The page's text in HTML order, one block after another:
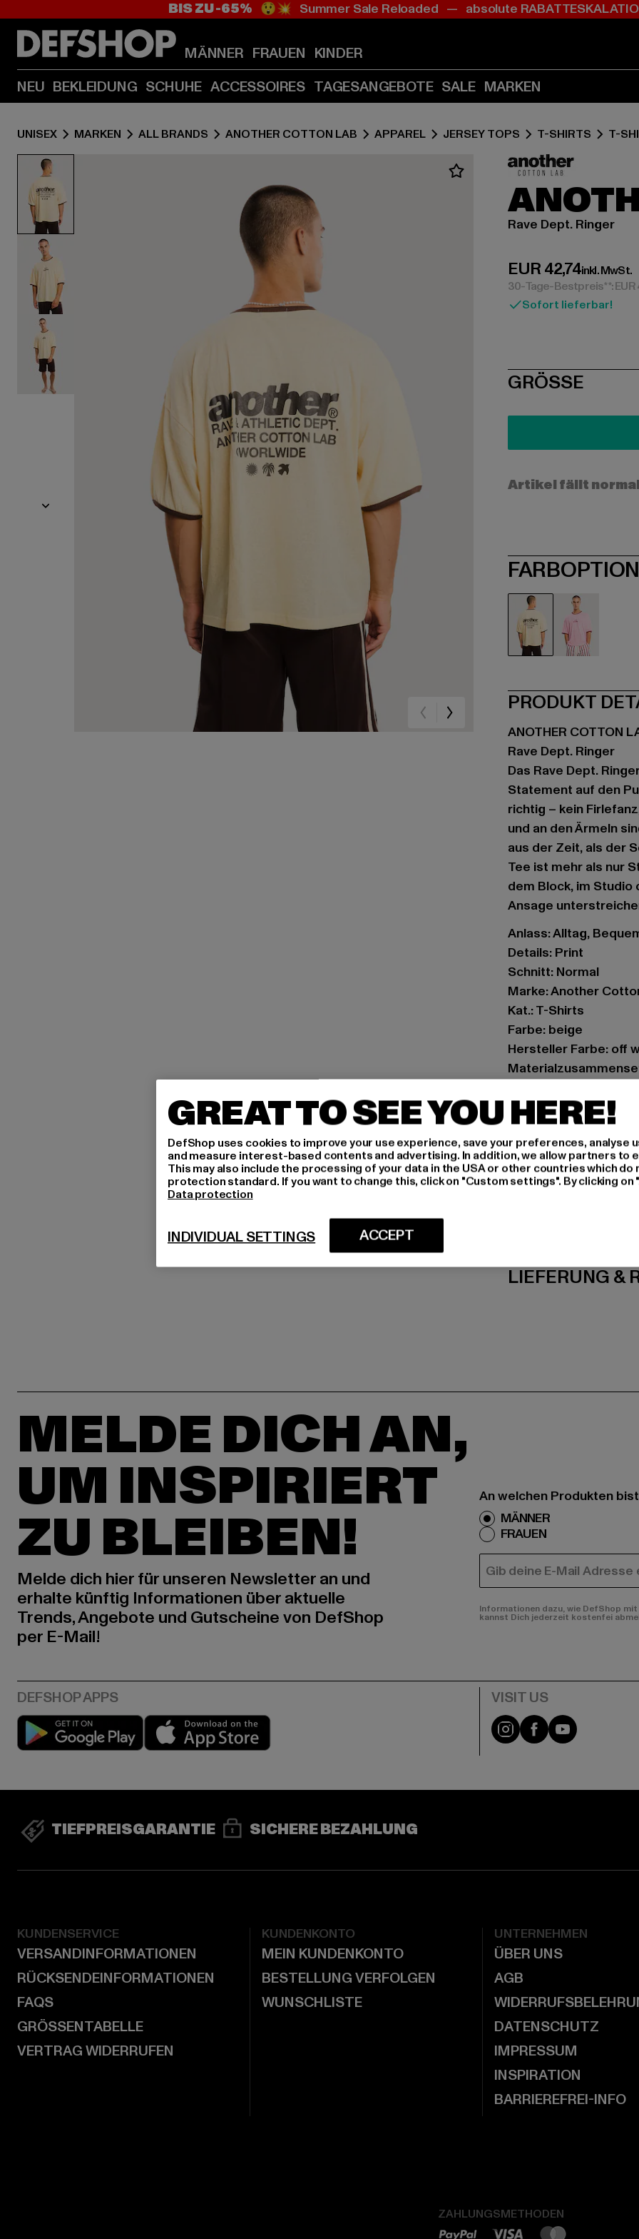
Zum
(Enter
drücken)
Zum
(Enter
drücken)
BIS ZU -65% 😲💥 Summer Sale Reloaded — absolute
MÄNNER FRAUEN KINDER
NEU BEKLEIDUNG SCHUHE ACCESSOIRES TAGESANGEBOTE SALE MARKEN
UNISEX MARKEN ALL BRANDS ANOTHER COTTON LAB APPAREL JERSEY TOPS T-SHIRTS T-
Rave Dept. Ringer
EUR 42,74
Derzeitiger Preis:
inkl. MwSt.
30-Tage-Bestpreis**: EUR
Sofort lieferbar!
SIZE
GRÖSSE
Artikel fällt
PRODUKT
ANOTHER COTTON
Rave Dept. Ringer
Das Rave Dept.
Statement auf den
richtig – kein
und an den Ärmeln
aus der Zeit, als der
Tee ist mehr als nur
dem Block, im
Ansage
Anlass: Alltag,
Details: Print
Schnitt: Normal
Marke: Another
Kat.: T-Shirts
Farbe: beige
Hersteller Farbe: off
Hersteller: Urban
Schanzenstraße 41 |
LIEFERUNG &
MELDE DICH AN,
UM INSPIRIERT
ZU BLEIBEN!
Melde dich hier für unseren Newsletter an und
erhalte künftig Informationen über aktuelle
Trends, Angebote und Gutscheine von DefShop
per E-Mail!
An welchen Produkten
MÄNNER
FRAUEN
E-MAIL
Informationen dazu, wie DefShop
kannst Dich jederzeit kostenfei
Play market Visit our Instagram
Visit ourVisit our
TIEFPREISGARANTIE SICHERE BEZAHLUNG
KUNDENSERVICE
VERSANDINFORMATIONEN
RÜCKSENDEINFORMATIONEN
FAQS
GRÖSSENTABELLE
VERTRAG WIDERRUFEN
KUNDENKONTO
MEIN KUNDENKONTO
BESTELLUNG VERFOLGEN
WUNSCHLISTE
UNTERNEHMEN
ÜBER UNS
AGB
DATENSCHUTZ
IMPRESSUM
INSPIRATION
BARRIEREFREI-INFO
ZAHLUNGSMETHODEN
GREAT TO SEE YOU HERE!
DefShop uses cookies to improve your use experience, save your preferences, analyse
and measure interest-based contents and advertising. In addition, we allow partners to
This may also include the processing of your data in the USA or other countries which do
protection standard. If you want to change this, click on "Custom settings". By clicking
Data protection
ACCEPT
INDIVIDUAL SETTINGS